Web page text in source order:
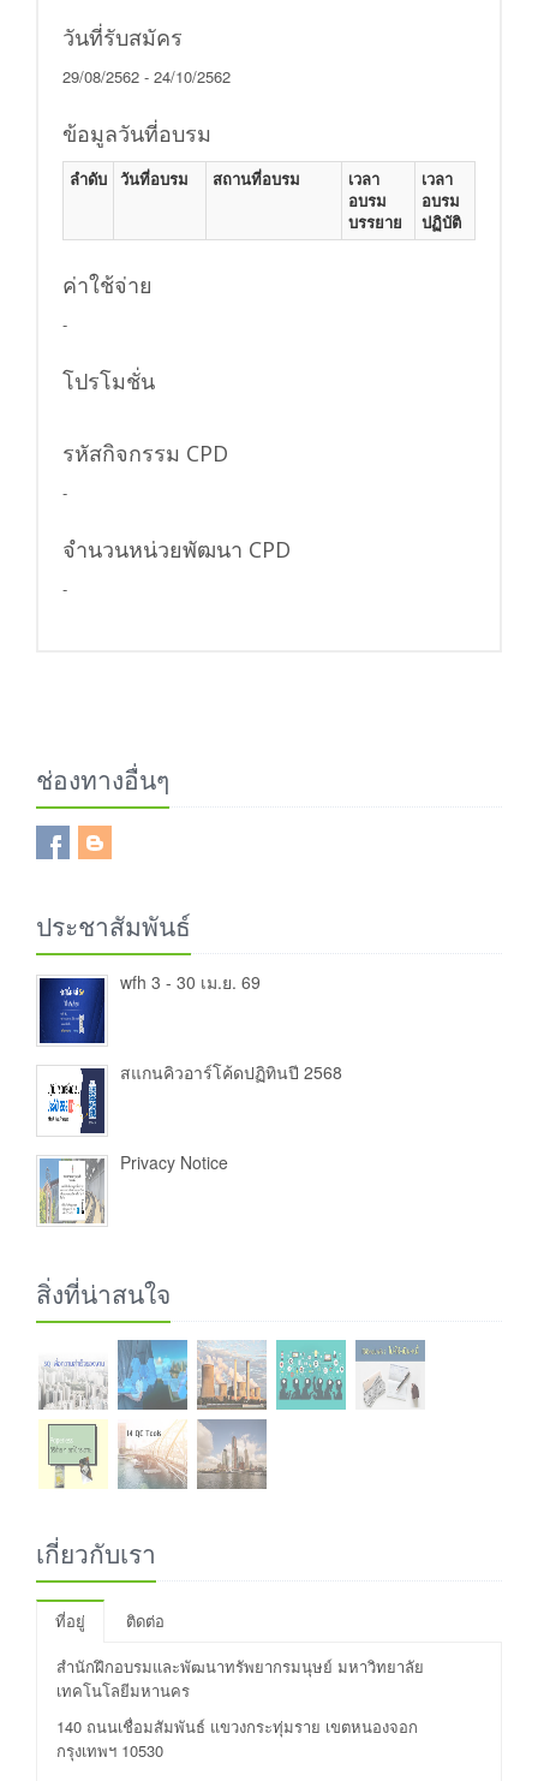
วันที่รับสมัคร
29/08/2562 - 24/10/2562
ข้อมูลวันที่อบรม
ลำดับ วันที่อบรม สถานที่อบรม
เวลา
อบรม
บรรยาย
เวลา
อบรม
ปฏิบัติ
ค่าใช้จ่าย
-
โปรโมชั่น
รหัสกิจกรรม CPD
-
จำนวนหน่วยพัฒนา CPD
-
ช่องทางอื่นๆ
ประชาสัมพันธ์
wfh 3 - 30 เม.ย. 69
สแกนคิวอาร์โค้ดปฏิทินปี 2568
Privacy Notice
สิ่งที่น่าสนใจ
เกี่ยวกับเรา
ที่อยู่
ติดต่อ
สำนักฝึกอบรมและพัฒนาทรัพยากรมนุษย์ มหาวิทยาลัย
เทคโนโลยีมหานคร
140 ถนนเชื่อมสัมพันธ์ แขวงกระทุ่มราย เขตหนองจอก
กรุงเทพฯ 10530